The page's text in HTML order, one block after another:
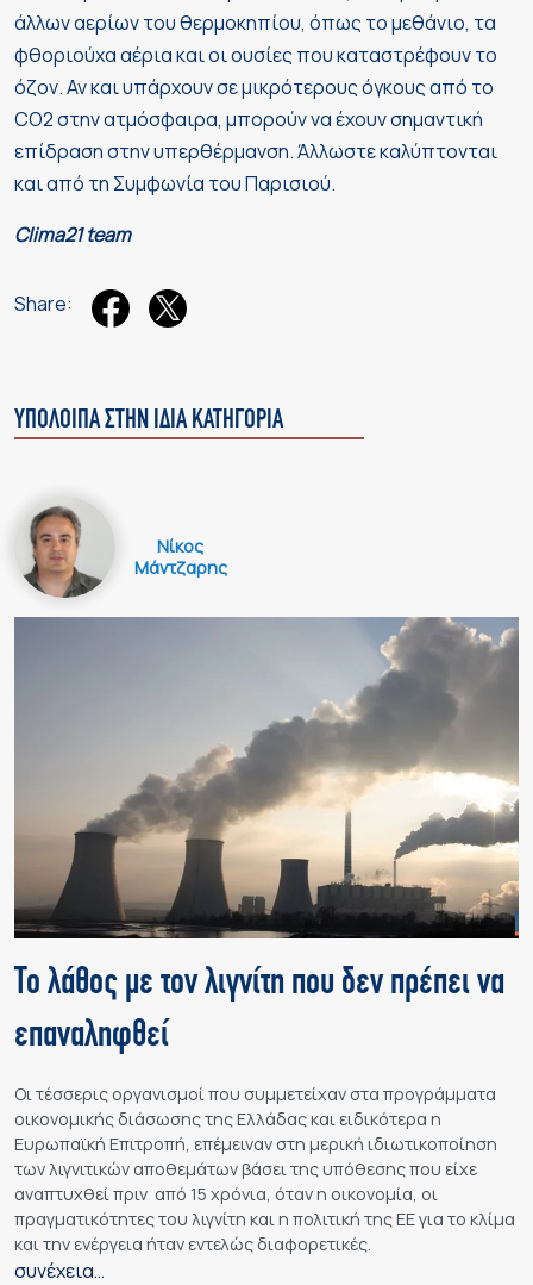
άλλων αερίων του θερμοκηπίου, όπως το μεθάνιο, τα
φθοριούχα αέρια και οι ουσίες που καταστρέφουν το
όζον. Αν και υπάρχουν σε μικρότερους όγκους από το
CO2 στην ατμόσφαιρα, μπορούν να έχουν σημαντική
επίδραση στην υπερθέρμανση. Άλλωστε καλύπτονται
και από τη Συμφωνία του Παρισιού.
Clima21 team
Share:
ΥΠΟΛΟΙΠΑ ΣΤΗΝ ΙΔΙΑ ΚΑΤΗΓΟΡΙΑ
Νίκος
Μάντζαρης
Το λάθος με τον λιγνίτη που δεν πρέπει να
επαναληφθεί
Οι τέσσερις οργανισμοί που συμμετείχαν στα προγράμματα
οικονομικής διάσωσης της Ελλάδας και ειδικότερα η
Ευρωπαϊκή Επιτροπή, επέμειναν στη μερική ιδιωτικοποίηση
των λιγνιτικών αποθεμάτων βάσει της υπόθεσης που είχε
αναπτυχθεί πριν από 15 χρόνια, όταν η οικονομία, οι
πραγματικότητες του λιγνίτη και η πολιτική της ΕΕ για το κλίμα
και την ενέργεια ήταν εντελώς διαφορετικές.
συνέχεια…